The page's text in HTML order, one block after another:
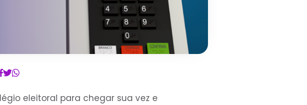
eleitoral para chegar sua vez e